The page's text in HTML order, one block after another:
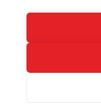
© 2026